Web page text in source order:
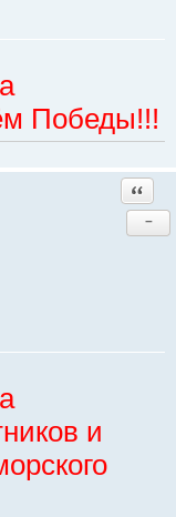
Победы!!!
−
и